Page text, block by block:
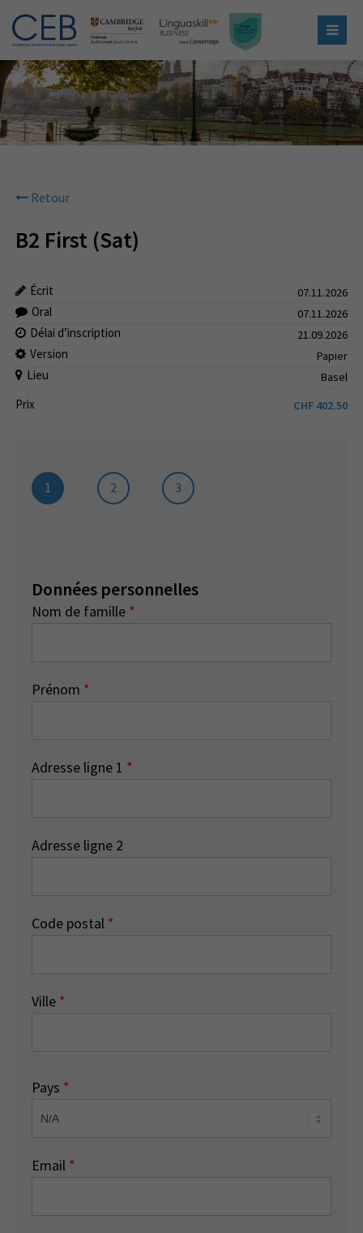
Retour
B2 First (Sat)
Écrit 07.11.2026
Oral 07.11.2026
Délai d’inscription 21.09.2026
Version Papier
Lieu Basel
Prix CHF 402.50
1 2 3
Données personnelles
Nom de famille *
Prénom *
Adresse ligne 1 *
Adresse ligne 2
Code postal *
Ville *
Pays *
Email *